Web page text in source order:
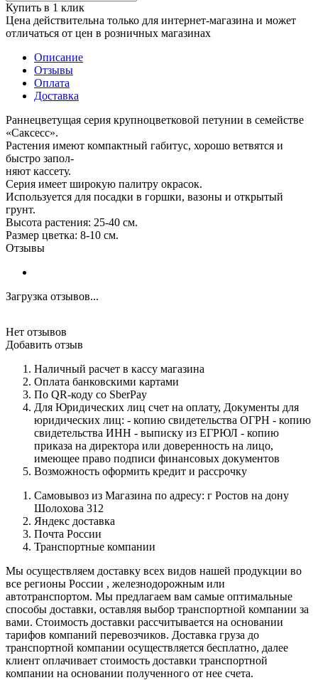
Купить в 1 клик
Цена действительна только для интернет-магазина и может
отличаться от цен в розничных магазинах
Описание
Отзывы
Оплата
Доставка
Раннецветущая серия крупноцветковой петунии в семействе
«Саксесс».
Растения имеют компактный габитус, хорошо ветвятся и
быстро запол-
няют кассету.
Серия имеет широкую палитру окрасок.
Используется для посадки в горшки, вазоны и открытый
грунт.
Высота растения: 25-40 см.
Размер цветка: 8-10 см.
Отзывы
Загрузка отзывов...
Нет отзывов
Добавить отзыв
Наличный расчет в кассу магазина
Оплата банковскими картами
По QR-коду со SberPay
Для Юридических лиц счет на оплату, Документы для
юридических лиц: - копию свидетельства ОГРН - копию
свидетельства ИНН - выписку из ЕГРЮЛ - копию
приказа на директора или доверенность на лицо,
имеющее право подписи финансовых документов
Возможность оформить кредит и рассрочку
Самовывоз из Магазина по адресу: г Ростов на дону
Шолохова 312
Яндекс доставка
Почта России
Транспортные компании
Мы осуществляем доставку всех видов нашей продукции во
все регионы России , железнодорожным или
автотранспортом. Мы предлагаем вам самые оптимальные
способы доставки, оставляя выбор транспортной компании за
вами. Стоимость доставки рассчитывается на основании
тарифов компаний перевозчиков. Доставка груза до
транспортной компании осуществляется бесплатно, далее
клиент оплачивает стоимость доставки транспортной
компании на основании полученного от нее счета.